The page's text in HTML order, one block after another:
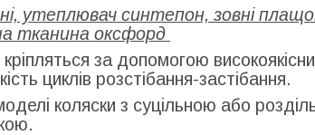
утеплювач синтепон, зовні
тканина оксфорд
за допомогою
циклів розстібання-застібання.
коляски з суцільною або